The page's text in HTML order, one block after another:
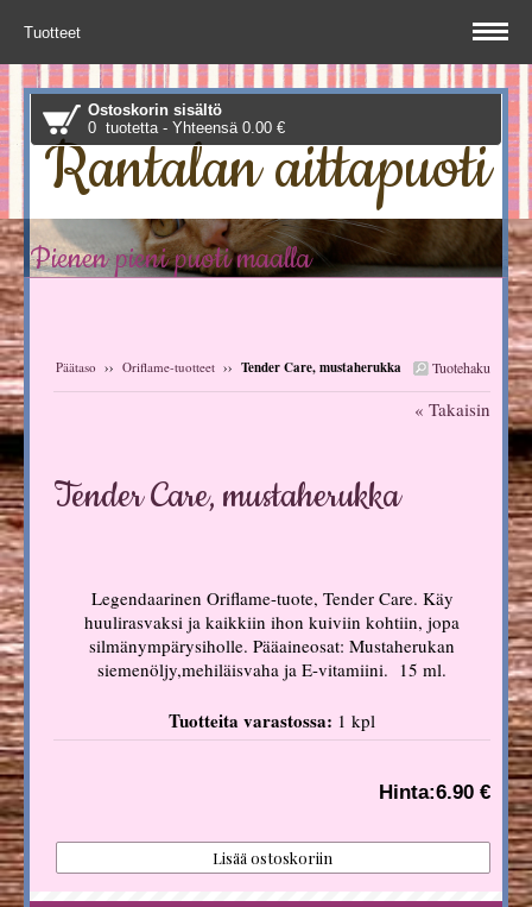
Tuotteet
Ostoskorin sisältö
0 tuotetta - Yhteensä 0.00 €
Rantalan aittapuoti
Pienen pieni puoti maalla
Tuotehaku
Päätaso ›› Oriflame-tuotteet ›› Tender Care, mustaherukka
« Takaisin
Tender Care, mustaherukka
Legendaarinen Oriflame-tuote, Tender Care. Käy
huulirasvaksi ja kaikkiin ihon kuiviin kohtiin, jopa
silmänympärysiholle. Pääaineosat: Mustaherukan
siemenöljy,mehiläisvaha ja E-vitamiini. 15 ml.
Tuotteita varastossa: 1 kpl
Hinta:6.90 €